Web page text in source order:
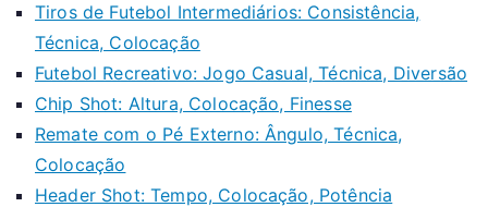
Tiros de Futebol Intermediários: Consistência,
Técnica, Colocação
Futebol Recreativo: Jogo Casual, Técnica, Diversão
Chip Shot: Altura, Colocação, Finesse
Remate com o Pé Externo: Ângulo, Técnica,
Colocação
Header Shot: Tempo, Colocação, Potência